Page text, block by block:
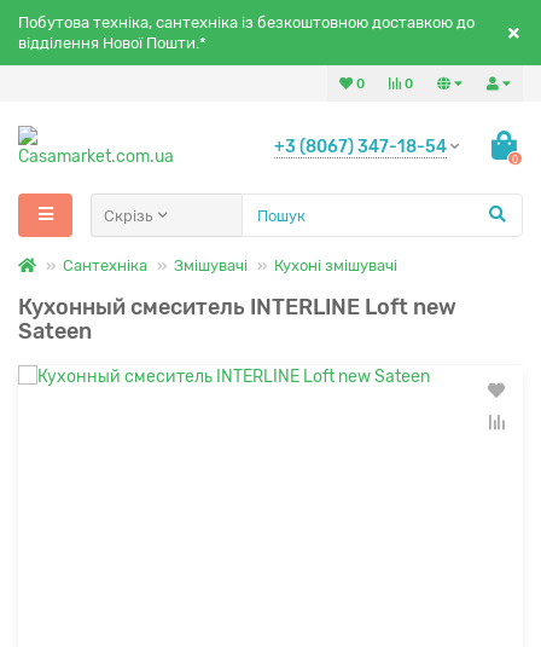
Побутова техніка, сантехніка із безкоштовною доставкою до
відділення Нової Пошти.*
0
0
+3 (8067) 347-18-54
0
Скрізь
Сантехніка Змішувачі Кухоні змішувачі
Кухонный смеситель INTERLINE Loft new
Sateen